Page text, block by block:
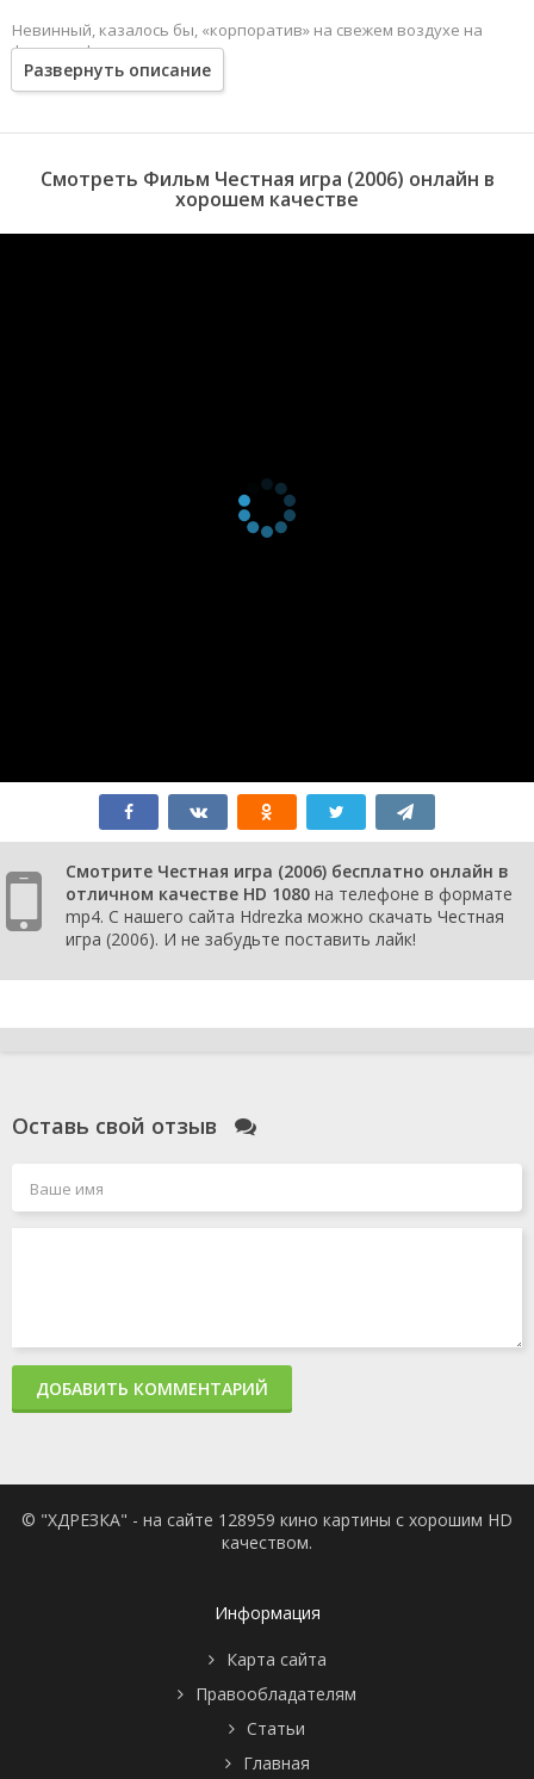
Невинный, казалось бы, «корпоратив» на свежем воздухе на
фоне драфтинга с плаванием и скалолазанием оказывается на
поверку едкой метафорой трудовых отношений в современном
капиталистическом обществе. Когда директор сам становится
этот поход в способ шантажа для решения своих проблем.
Развернуть описание
Смотреть Фильм Честная игра (2006) онлайн в
хорошем качестве
Смотрите Честная игра (2006) бесплатно онлайн в
отличном качестве HD 1080 на телефоне в формате
mp4. С нашего сайта Hdrezka можно скачать Честная
игра (2006). И не забудьте поставить лайк!
Оставь свой отзыв
ДОБАВИТЬ КОММЕНТАРИЙ
© "ХДРЕЗКА" - на сайте 128959 кино картины с хорошим HD
качеством.
Информация
Карта сайта
Правообладателям
Статьи
Главная